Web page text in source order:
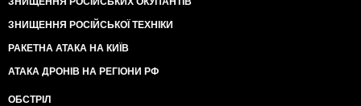
ЗНИЩЕННЯ РОСІЙСЬКОЇ ТЕХНІКИ
РАКЕТНА АТАКА НА КИЇВ
АТАКА ДРОНІВ НА РЕГІОНИ РФ
ОБСТРІЛ